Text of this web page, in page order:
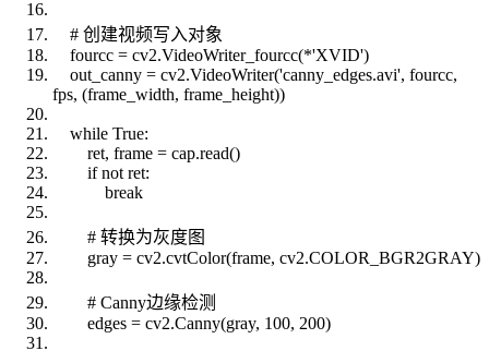
# 创建视频写入对象
fourcc = cv2.VideoWriter_fourcc(*'XVID')
out_canny = cv2.VideoWriter('canny_edges.avi', fourcc,
fps, (frame_width, frame_height))
while True:
ret, frame = cap.read()
if not ret:
break
# 转换为灰度图
gray = cv2.cvtColor(frame, cv2.COLOR_BGR2GRAY)
# Canny边缘检测
edges = cv2.Canny(gray, 100, 200)